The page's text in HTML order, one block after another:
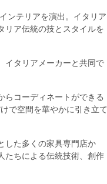
ンテリアを演出。イタリア
リア伝統の技とスタイルを
イタリアメーカーと共同で
らコーディネートができる
で空間を華やかに引き立て
した多くの家具専門店か
たちによる伝統技術、創作